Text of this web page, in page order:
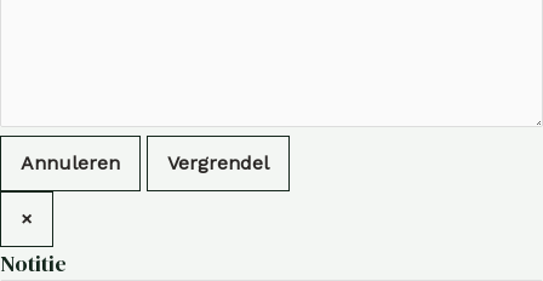
Annuleren Vergrendel
×
Notitie